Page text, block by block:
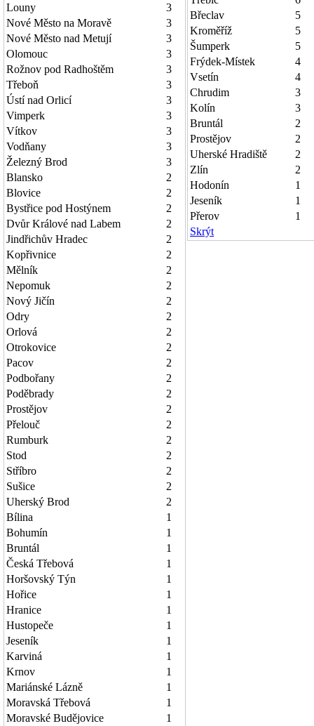
Louny
3
Nové Město na Moravě
3
Nové Město nad Metují
3
Olomouc
3
Rožnov pod Radhoštěm
3
Třeboň
3
Ústí nad Orlicí
3
Vimperk
3
Vítkov
3
Vodňany
3
Železný Brod
3
Blansko
2
Blovice
2
Bystřice pod Hostýnem
2
Dvůr Králové nad Labem
2
Jindřichův Hradec
2
Kopřivnice
2
Mělník
2
Nepomuk
2
Nový Jičín
2
Odry
2
Orlová
2
Otrokovice
2
Pacov
2
Podbořany
2
Poděbrady
2
Prostějov
2
Přelouč
2
Rumburk
2
Stod
2
Stříbro
2
Sušice
2
Uherský Brod
2
Bílina
1
Bohumín
1
Bruntál
1
Česká Třebová
1
Horšovský Týn
1
Hořice
1
Hranice
1
Hustopeče
1
Jeseník
1
Karviná
1
Krnov
1
Mariánské Lázně
1
Moravská Třebová
1
Moravské Budějovice
1
Břeclav
5
Kroměříž
5
Šumperk
5
Frýdek-Místek
4
Vsetín
4
Chrudim
3
Kolín
3
Bruntál
2
Prostějov
2
Uherské Hradiště
2
Zlín
2
Hodonín
1
Jeseník
1
Přerov
1
Skrýt